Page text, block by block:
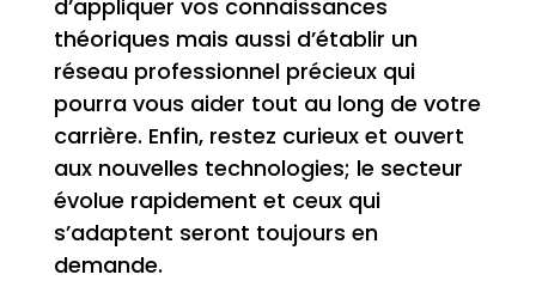
d’appliquer vos connaissances
théoriques mais aussi d’établir un
réseau professionnel précieux qui
pourra vous aider tout au long de votre
carrière. Enfin, restez curieux et ouvert
aux nouvelles technologies; le secteur
évolue rapidement et ceux qui
s’adaptent seront toujours en
demande.